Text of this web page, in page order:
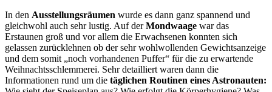
In den Ausstellungsräumen wurde es dann ganz spannend und
gleichwohl auch sehr lustig. Auf derMondwaage war das
Erstaunen groß und vor allem die Erwachsenen konnten sich
gelassen zurücklehnen ob der sehr wohlwollenden Gewichtsanzeige
und dem somit „noch vorhandenen Puffer“ für die zu erwartende
Weihnachtsschlemmerei. Sehr detailliert waren dann die
Informationen rund um die täglichen Routinen eines Astronauten: